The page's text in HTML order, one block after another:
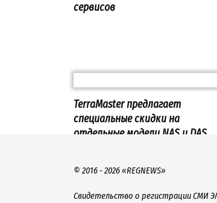
сервисов
TerraMaster предлагает
специальные скидки на
отдельные модели NAS и DAS
© 2016 - 2026 «REGNEWS»
Свидетельство о регистрации СМИ